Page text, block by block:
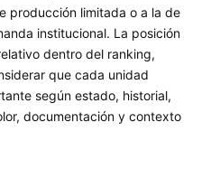
producción limitada o a la de
institucional. La posición
dentro del ranking,
que cada unidad
según estado, historial,
documentación y contexto